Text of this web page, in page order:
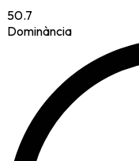
50.7
Dominància